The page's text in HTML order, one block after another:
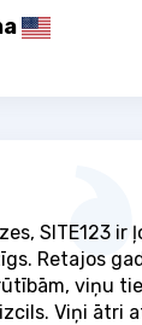
SITE123 ir
Retajos
viņu
Viņi ātri